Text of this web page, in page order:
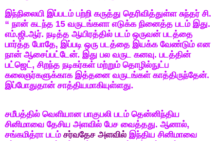
இந்நிலையி இப்படம் பற்றி கருத்து தெரிவித்துள்ள சுந்தர் சி.
“ நான் கடந்த 15 வருடங்களா எடுக்க நினைத்த படம் இது.
எம்.ஜி.ஆர். நடித்த ஆயிரத்தில் படம் ஒருவன் படத்தை
பார்த்த போதே, இப்படி ஒரு படத்தை இயக்க வேண்டும் என
நான் ஆசைப்பட்டேன். இது பல வருட கனவு. படத்தின்
பட்ஜெட், சிறந்த நடிகர்கள் மற்றும் தொழில்நுட்ப
கலைஞர்களுக்காக இத்தனை வருடங்கள் காத்திருந்தேன்.
இப்போதுதான் சாத்தியமாகியுள்ளது.
சமீபத்தில் வெளியான பாகுபலி படம் தென்னிந்திய
சினிமாவை தேசிய அளவில் பேச வைத்தது. ஆனால்,
சங்கமித்ரா படம் சர்வதேச அளவில் இந்திய சினிமாவை